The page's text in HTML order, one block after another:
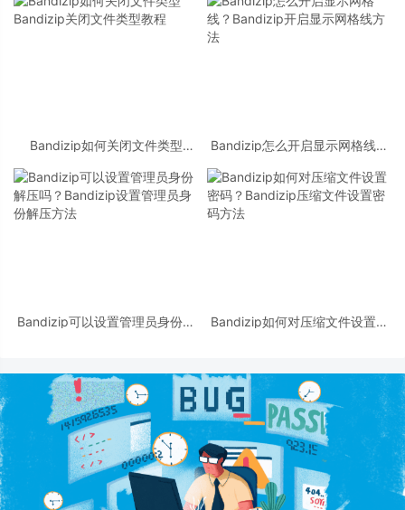
Bandizip如何关闭文件类型
Bandizip怎么开启显示网格线？
Bandizip可以设置管理员身份解
Bandizip如何对压缩文件设置密